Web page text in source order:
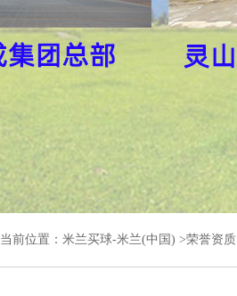
当前位置： 米兰买球-米兰(中国) >荣誉资质